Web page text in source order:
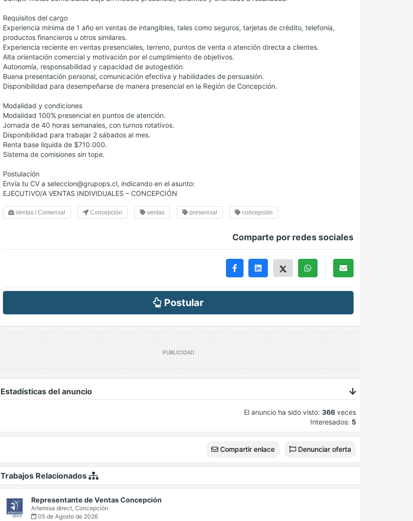
Requisitos del cargo
Experiencia mínima de 1 año en ventas de intangibles, tales como seguros, tarjetas de crédito, telefonía,
productos financieros u otros similares.
Experiencia reciente en ventas presenciales, terreno, puntos de venta o atención directa a clientes.
Alta orientación comercial y motivación por el cumplimiento de objetivos.
Autonomía, responsabilidad y capacidad de autogestión.
Buena presentación personal, comunicación efectiva y habilidades de persuasión.
Disponibilidad para desempeñarse de manera presencial en la Región de Concepción.
Modalidad y condiciones
Modalidad 100% presencial en puntos de atención.
Jornada de 40 horas semanales, con turnos rotativos.
Disponibilidad para trabajar 2 sábados al mes.
Renta base líquida de $710.000.
Sistema de comisiones sin tope.
Postulación
Envía tu CV a seleccion@grupops.cl, indicando en el asunto:
EJECUTIVO/A VENTAS INDIVIDUALES – CONCEPCIÓN
Ventas / Comercial Concepción ventas presencial concepción
Comparte por redes sociales
Postular
Estadísticas del anuncio
El anuncio ha sido visto: 366 veces
Interesados: 5
Compartir enlace Denunciar oferta
Trabajos Relacionados
Representante de Ventas Concepción
Artemisa direct, Concepción
05 de Agosto de 2026